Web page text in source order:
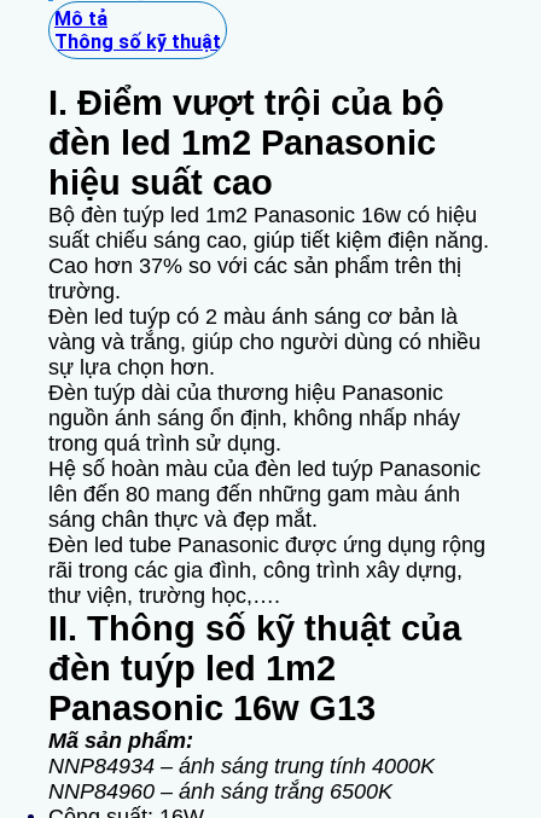
Mô tả
Thông số kỹ thuật
I. Điểm vượt trội của bộ
đèn led 1m2 Panasonic
hiệu suất cao
Bộ đèn tuýp led 1m2 Panasonic 16w có hiệu
suất chiếu sáng cao, giúp tiết kiệm điện năng.
Cao hơn 37% so với các sản phẩm trên thị
trường.
Đèn led tuýp có 2 màu ánh sáng cơ bản là
vàng và trắng, giúp cho người dùng có nhiều
sự lựa chọn hơn.
Đèn tuýp dài của thương hiệu Panasonic
nguồn ánh sáng ổn định, không nhấp nháy
trong quá trình sử dụng.
Hệ số hoàn màu của đèn led tuýp Panasonic
lên đến 80 mang đến những gam màu ánh
sáng chân thực và đẹp mắt.
Đèn led tube Panasonic được ứng dụng rộng
rãi trong các gia đình, công trình xây dựng,
thư viện, trường học,….
II. Thông số kỹ thuật của
đèn tuýp led 1m2
Panasonic 16w G13
Mã sản phẩm:
NNP84934 – ánh sáng trung tính 4000K
NNP84960 – ánh sáng trắng 6500K